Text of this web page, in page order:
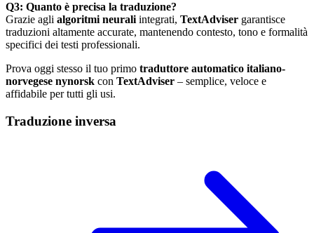
Q3: Quanto è precisa la traduzione?
Grazie agli algoritmi neurali integrati, TextAdviser garantisce
traduzioni altamente accurate, mantenendo contesto, tono e formalità
specifici dei testi professionali.
Prova oggi stesso il tuo primo traduttore automatico italiano-
norvegese nynorsk con TextAdviser – semplice, veloce e
affidabile per tutti gli usi.
Traduzione inversa